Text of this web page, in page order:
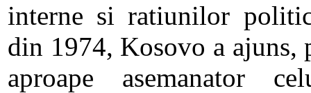
interne si ratiunilor
din 1974, Kosovo a ajuns,
aproape asemanator